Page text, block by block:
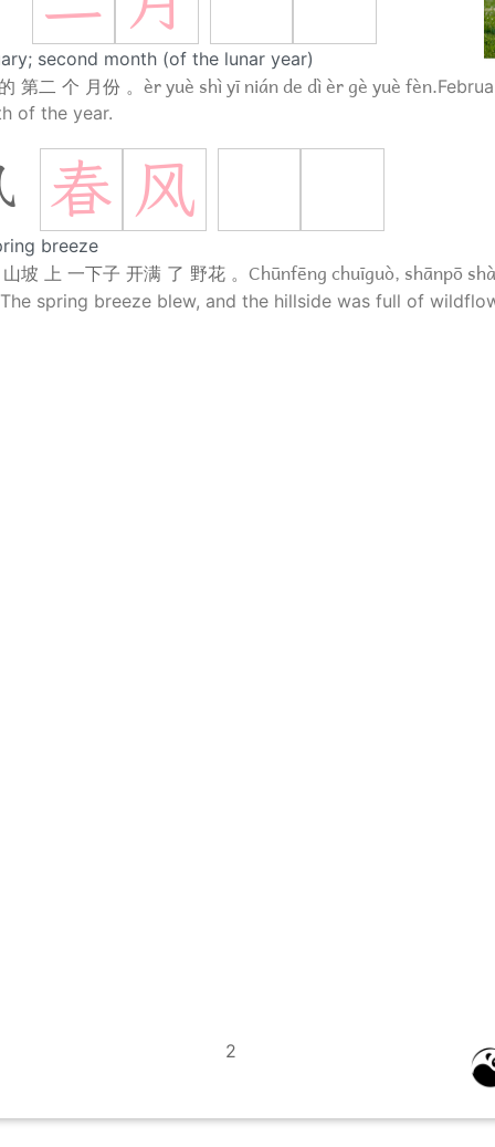
second month (of the lunar year)
第二 个 月份 。 èr yuè shì yī nián de dì èr gè yuè fèn.
of the year.
春 风
breeze
坡 上 一下子 开满 了 野花 。 Chūnfēng chuīguò, shānpō
The spring breeze blew, and the hillside was full of
2